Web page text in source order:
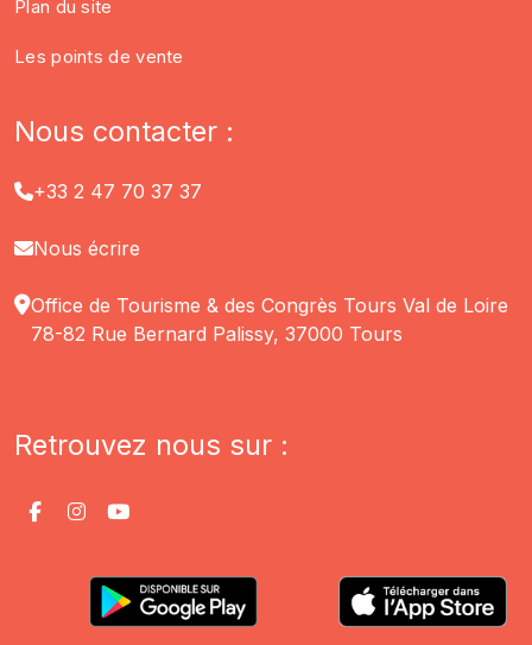
Plan du site
Les points de vente
Nous contacter :
+33 2 47 70 37 37
Nous écrire
Office de Tourisme & des Congrès Tours Val de Loire
78-82 Rue Bernard Palissy, 37000 Tours
Retrouvez nous sur :